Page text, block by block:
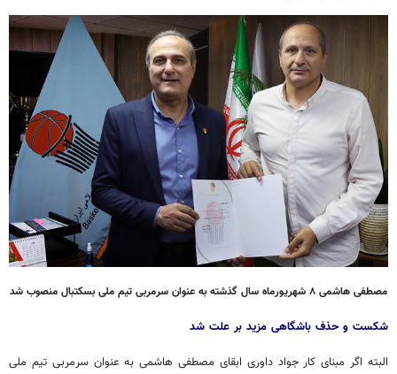
مصطفی هاشمی ۸ شهریورماه سال گذشته به عنوان سرمربی تیم ملی بسکتبال منصوب شد
شکست و حذف باشگاهی مزید بر علت شد
البته اگر مبنای کار جواد داوری ابقای مصطفی هاشمی به عنوان سرمربی تیم ملی